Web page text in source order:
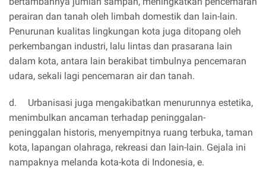
perairan dan tanah oleh limbah domestik dan lain-lain.
Penurunan kualitas lingkungan kota juga ditopang oleh
perkembangan industri, lalu lintas dan prasarana lain
dalam kota, antara lain berakibat timbulnya pencemaran
udara, sekali lagi pencemaran air dan tanah.
d.
Urbanisasi juga mengakibatkan menurunnya estetika,
menimbulkan ancaman terhadap peninggalan-
peninggalan historis, menyempitnya ruang terbuka, taman
kota, lapangan olahraga, rekreasi dan lain-lain. Gejala ini
nampaknya melanda kota-kota di Indonesia, e.